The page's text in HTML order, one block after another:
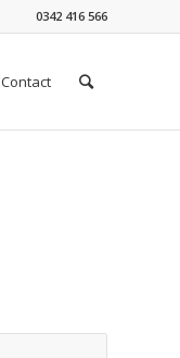
0342 416 566
Contact